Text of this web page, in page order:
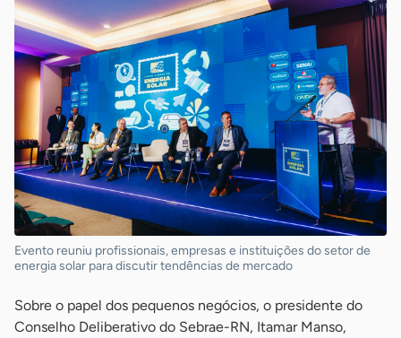
Evento reuniu profissionais, empresas e instituições do setor de
energia solar para discutir tendências de mercado
Sobre o papel dos pequenos negócios, o presidente do
Conselho Deliberativo do Sebrae-RN, Itamar Manso,